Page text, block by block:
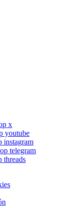
x
youtube
instagram
telegram
threads